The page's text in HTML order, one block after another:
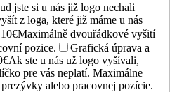
jste si u nás již logo nechali
z loga, které již máme u nás
Maximálně dvouřádkové vyšití
pozice.
Grafická úprava a
Ak ste u nás už logo vyšívali,
pre vás neplatí. Maximálne
alebo pracovnej pozície.